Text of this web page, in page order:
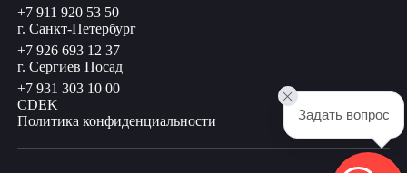
+7 911 920 53 50
г. Санкт-Петербург
+7 926 693 12 37
г. Сергиев Посад
+7 931 303 10 00
CDEK
Политика конфиденциальности Задать вопрос